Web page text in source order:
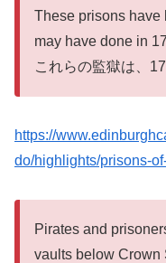
These prisons have
may have done in
これらの監獄は、
https://
do/highlights/prisons-
Pirates and
vaults below Crown